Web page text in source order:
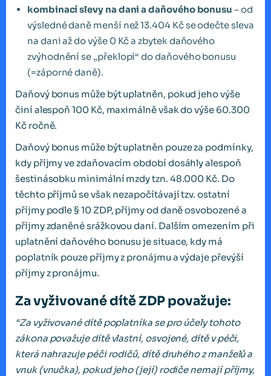
kombinací slevy na dani a daňového bonusu – od
výsledné daně menší než 13.404 Kč se odečte sleva
na dani až do výše 0 Kč a zbytek daňového
zvýhodnění se „překlopí“ do daňového bonusu
(=záporné daně).
Daňový bonus může být uplatněn, pokud jeho výše
činí alespoň 100 Kč, maximálně však do výše 60.300
Kč ročně.
Daňový bonus může být uplatněn pouze za podmínky,
kdy příjmy ve zdaňovacím období dosáhly alespoň
šestinásobku minimální mzdy tzn. 48.000 Kč. Do
těchto příjmů se však nezapočítávají tzv. ostatní
příjmy podle § 10 ZDP, příjmy od daně osvobozené a
příjmy zdaněné srážkovou daní. Dalším omezením při
uplatnění daňového bonusu je situace, kdy má
poplatník pouze příjmy z pronájmu a výdaje převýší
příjmy z pronájmu.
Za vyživované dítě ZDP považuje:
“Za vyživované dítě poplatníka se pro účely tohoto
zákona považuje dítě vlastní, osvojené, dítě v péči,
která nahrazuje péči rodičů, dítě druhého z manželů a
vnuk (vnučka), pokud jeho (její) rodiče nemají příjmy,